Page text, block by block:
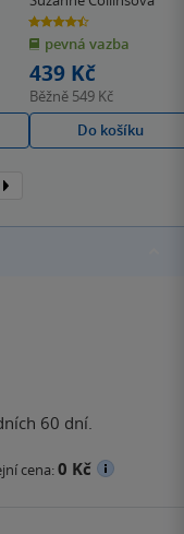
4.5
z
5
hvězdiček
pevná vazba
439 Kč
Běžně 549 Kč
Do košíku
60 dní.
cena:0 Kč